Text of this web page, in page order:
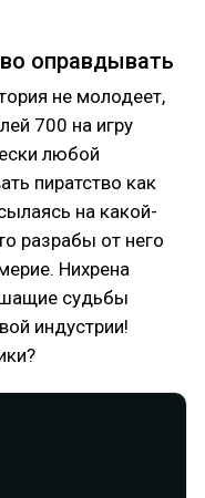
оправдывать
не молодеет,
700 на игру
любой
пиратство как
на какой-
разрабы от него
Нихрена
судьбы
индустрии!